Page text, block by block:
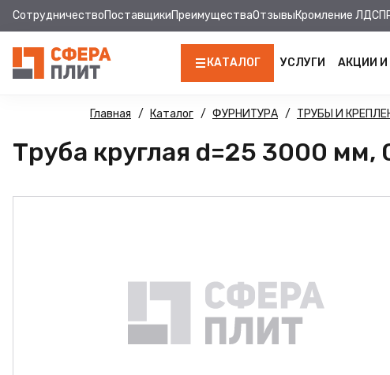
СотрудничествоПоставщикиПреимуществаОтзывыКромление ЛДСП
КАТАЛОГ
ЛДСП
КРОМКА
ХДФ
ДВПО
УСЛУГИ АКЦИИ И
Главная Каталог ФУРНИТУРА ТРУБЫ И
Труба круглая d=25 3000 мм,